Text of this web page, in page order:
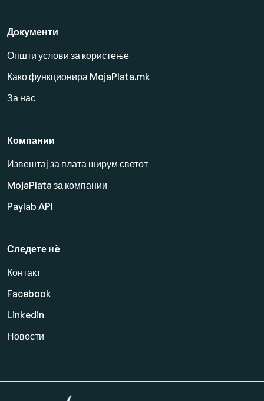
Документи
Општи услови за користење
Како функционира MojaPlata.mk
За нас
Компании
Извештај за плата ширум светот
MojaPlata за компании
Paylab API
Следете нè
Контакт
Facebook
Linkedin
Новости